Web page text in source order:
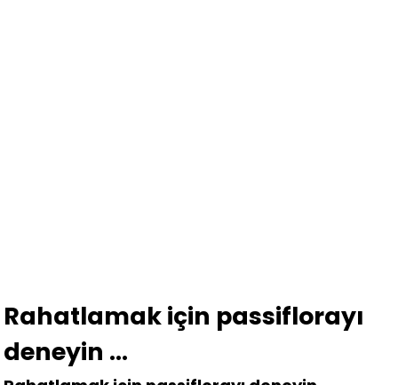
Rahatlamak için passiflorayı
deneyin …